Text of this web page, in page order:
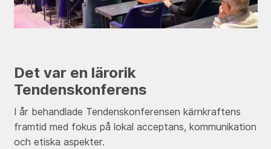
Det var en lärorik
Tendenskonferens
I år behandlade Tendenskonferensen kärnkraftens
framtid med fokus på lokal acceptans, kommunikation
och etiska aspekter.